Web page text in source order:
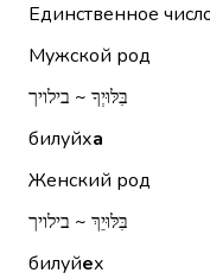
Единственное
Мужской род
בִּלּוּיְךָ ~ בילויך
билуйха
Женский род
בִּלּוּיֵךְ ~ בילויך
билуйех